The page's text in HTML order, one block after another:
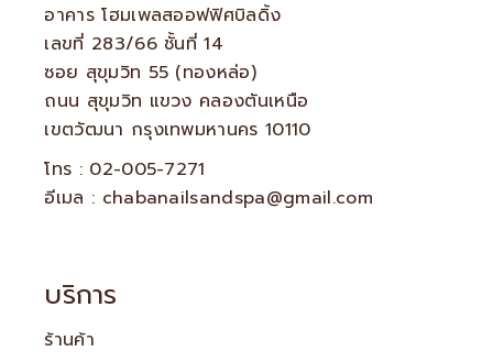
อาคาร โฮมเพลสออฟฟิศบิลดิ้ง
เลขที่ 283/66 ชั้นที่ 14
ซอย สุขุมวิท 55 (ทองหล่อ)
ถนน สุขุมวิท แขวง คลองตันเหนือ
เขตวัฒนา กรุงเทพมหานคร 10110
โทร : 02-005-7271
อีเมล : chabanailsandspa@gmail.com
บริการ
ร้านค้า